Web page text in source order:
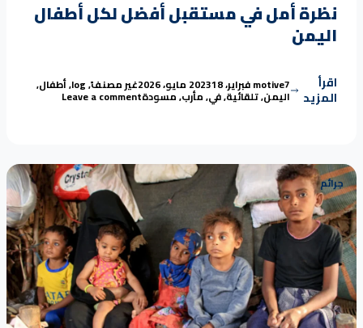
نظرة أمل في مستقبل أفضل لكل أطفال
اليمن
اقرأ
المزيد
Posted by
motive7 فبراير، 2023 18 مايو، 2026 Posted in
غير مصنفTags:
,
log
,أطفال,
اليمن,تلقائية,في,مأرب,مسودةLeave a comment
جرائم